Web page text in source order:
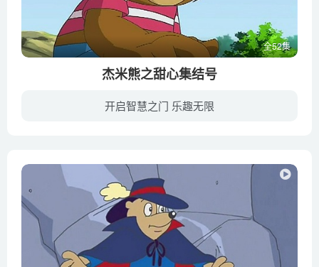
全52集
杰米熊之甜心集结号
开启智慧之门 乐趣无限